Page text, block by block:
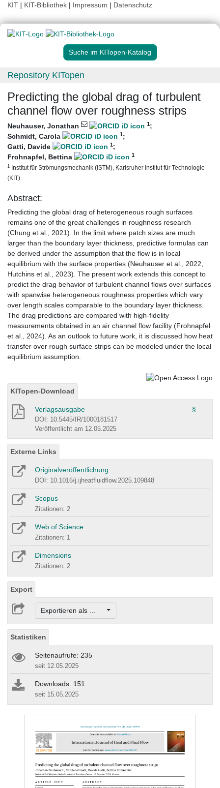
KIT | KIT-Bibliothek | Impressum | Datenschutz
Suche im KITopen-Katalog
Repository KITopen
Predicting the global drag of turbulent
channel flow over roughness strips
Neuhauser, Jonathan 1;
Schmidt, Carola
1;
Gatti, Davide
1;
Frohnapfel, Bettina
1
1 Institut für Strömungsmechanik (ISTM), Karlsruher Institut für Technologie
(KIT)
Abstract:
Predicting the global drag of heterogeneous rough surfaces
remains one of the great challenges in roughness research
(Chung et al., 2021). In the limit where patch sizes are much
larger than the boundary layer thickness, predictive formulas can
be derived under the assumption that the flow is in local
equilibrium with the surface properties (Neuhauser et al., 2022,
Hutchins et al., 2023). The present work extends this concept to
predict the drag behavior of turbulent channel flows over surfaces
with spanwise heterogeneous roughness properties which vary
over length scales comparable to the boundary layer thickness.
The drag predictions are compared with high-fidelity
measurements obtained in an air channel flow facility (Frohnapfel
et al., 2024). As an outlook to future work, it is discussed how heat
transfer over rough surface strips can be modeled under the local
equilibrium assumption.
KITopen-Download
Verlagsausgabe §
DOI: 10.5445/IR/1000181517
Veröffentlicht am 12.05.2025
Externe Links
Originalveröffentlichung
DOI: 10.1016/j.ijheatfluidflow.2025.109848
Scopus
Zitationen: 2
Web of Science
Zitationen: 1
Dimensions
Zitationen: 2
Export
Exportieren als ...
Statistiken
Seitenaufrufe: 235
seit 12.05.2025
Downloads: 151
seit 15.05.2025